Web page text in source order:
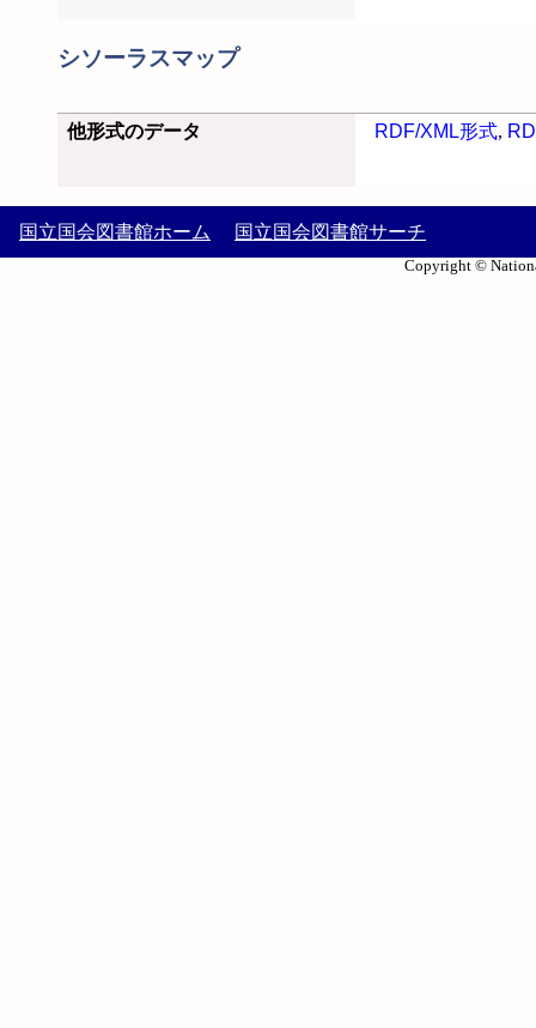
シソーラスマップ
他形式のデータ RDF/XML形式,
国立国会図書館ホーム 国立国会図書館サーチ
Copyright ©